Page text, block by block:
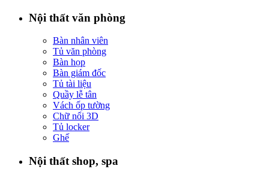
Nội thất văn phòng
Bàn nhân viên
Tủ văn phòng
Bàn họp
Bàn giám đốc
Tủ tài liệu
Quầy lễ tân
Vách ốp tường
Chữ nổi 3D
Tủ locker
Ghế
Nội thất shop, spa